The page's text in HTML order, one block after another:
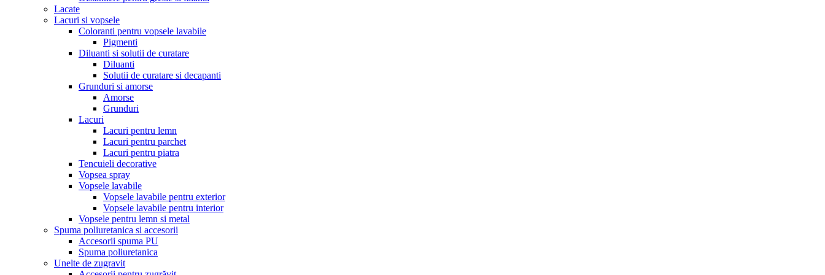
Lacate
Lacuri si vopsele
Coloranti pentru vopsele lavabile
Pigmenti
Diluanti si solutii de curatare
Diluanti
Solutii de curatare si decapanti
Grunduri si amorse
Amorse
Grunduri
Lacuri
Lacuri pentru lemn
Lacuri pentru parchet
Lacuri pentru piatra
Tencuieli decorative
Vopsea spray
Vopsele lavabile
Vopsele lavabile pentru exterior
Vopsele lavabile pentru interior
Vopsele pentru lemn si metal
Spuma poliuretanica si accesorii
Accesorii spuma PU
Spuma poliuretanica
Unelte de zugravit